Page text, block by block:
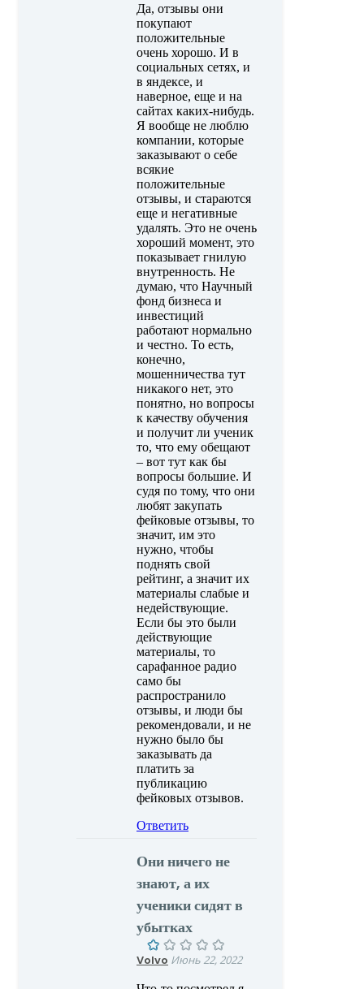
Да, отзывы они
покупают
положительные
очень хорошо. И в
социальных сетях, и
в яндексе, и
наверное, еще и на
сайтах каких-нибудь.
Я вообще не люблю
компании, которые
заказывают о себе
всякие
положительные
отзывы, и стараются
еще и негативные
удалять. Это не очень
хороший момент, это
показывает гнилую
внутренность. Не
думаю, что Научный
фонд бизнеса и
инвестиций
работают нормально
и честно. То есть,
конечно,
мошенничества тут
никакого нет, это
понятно, но вопросы
к качеству обучения
и получит ли ученик
то, что ему обещают
– вот тут как бы
вопросы большие. И
судя по тому, что они
любят закупать
фейковые отзывы, то
значит, им это
нужно, чтобы
поднять свой
рейтинг, а значит их
материалы слабые и
недействующие.
Если бы это были
действующие
материалы, то
сарафанное радио
само бы
распространило
отзывы, и люди бы
рекомендовали, и не
нужно было бы
заказывать да
платить за
публикацию
фейковых отзывов.
Ответить
Они ничего не
знают, а их
ученики сидят в
убытках
Volvo Июнь 22, 2022